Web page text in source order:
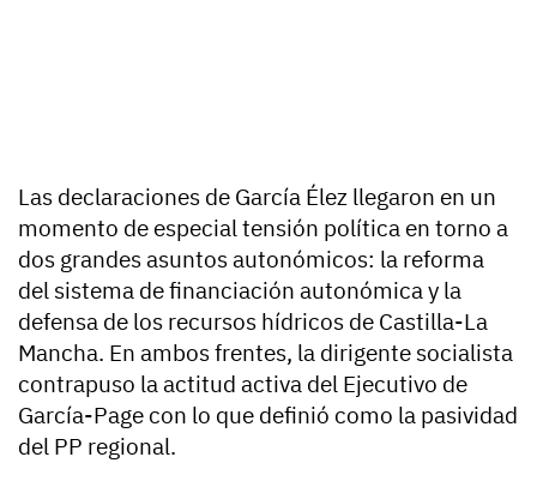
Las declaraciones de García Élez llegaron en un
momento de especial tensión política en torno a
dos grandes asuntos autonómicos: la reforma
del sistema de financiación autonómica y la
defensa de los recursos hídricos de Castilla-La
Mancha. En ambos frentes, la dirigente socialista
contrapuso la actitud activa del Ejecutivo de
García-Page con lo que definió como la pasividad
del PP regional.